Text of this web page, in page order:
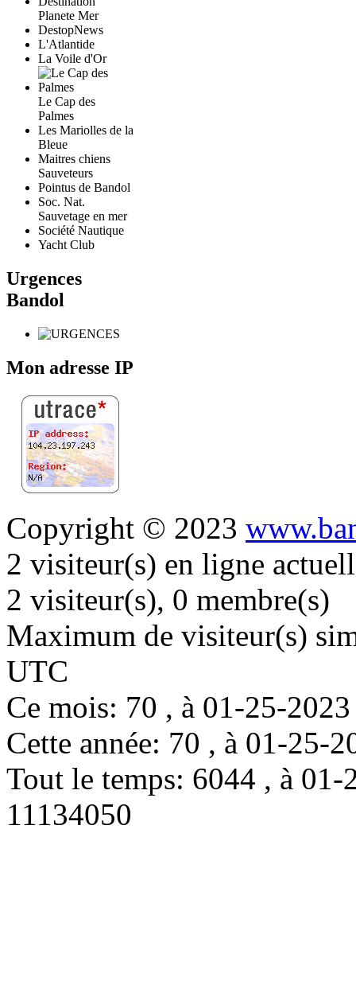
Planete Mer
DestopNews
L'Atlantide
La Voile d'Or
Le Cap des
Palmes
Les Mariolles de la
Bleue
Maitres chiens
Sauveteurs
Pointus de Bandol
Soc. Nat.
Sauvetage en mer
Société Nautique
Yacht Club
Urgences
Bandol
Mon adresse IP
Copyright © 2023
2 visiteur(s) en ligne
2 visiteur(s), 0 membre(s)
Maximum de visiteur(s)
UTC
Ce mois: 70 , à 01-25-
Cette année: 70 , à 01-25-
Tout le temps: 6044 , à
11134050